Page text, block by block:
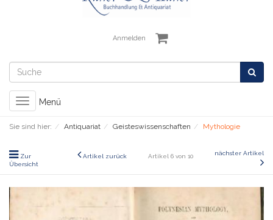
Anmelden
Toggle
navigation
Menü
Sie sind hier: Antiquariat Geisteswissenschaften Mythologie
Zur
Übersicht
Artikel zurück Artikel 6 von 10 nächster Artikel